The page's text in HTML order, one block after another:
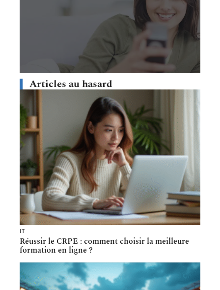
Articles au hasard
IT
Réussir le CRPE : comment choisir la meilleure
formation en ligne ?